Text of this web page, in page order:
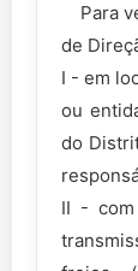
Para
de
I - em
ou
do
II - com